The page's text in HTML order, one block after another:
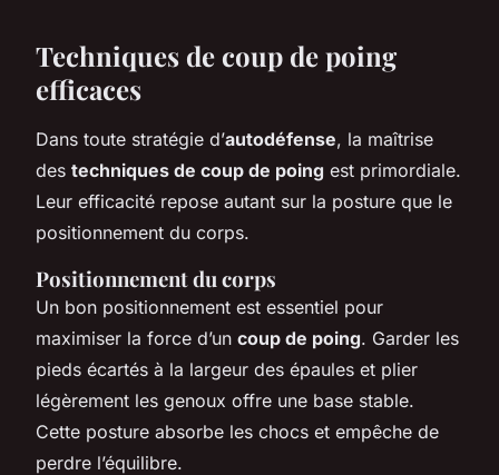
Techniques de coup de poing
efficaces
Dans toute stratégie d’autodéfense, la maîtrise
des techniques de coup de poing est primordiale.
Leur efficacité repose autant sur la posture que le
positionnement du corps.
Positionnement du corps
Un bon positionnement est essentiel pour
maximiser la force d’un coup de poing. Garder les
pieds écartés à la largeur des épaules et plier
légèrement les genoux offre une base stable.
Cette posture absorbe les chocs et empêche de
perdre l’équilibre.